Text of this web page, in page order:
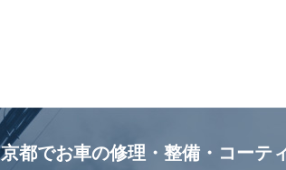
京都でお車の修理・整備・コーテ